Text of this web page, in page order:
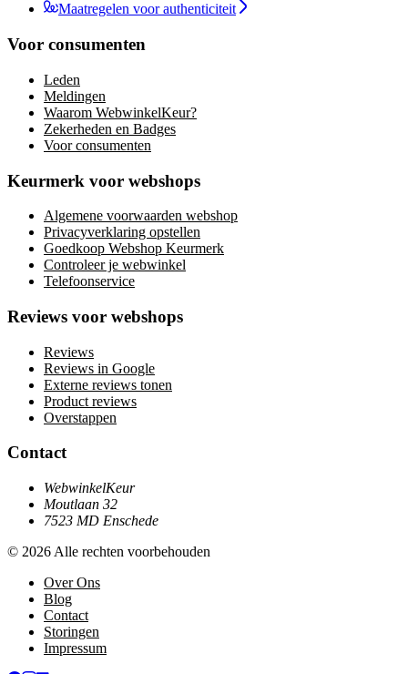
Maatregelen voor authenticiteit
Voor consumenten
Leden
Meldingen
Waarom WebwinkelKeur?
Zekerheden en Badges
Voor consumenten
Keurmerk voor webshops
Algemene voorwaarden webshop
Privacyverklaring opstellen
Goedkoop Webshop Keurmerk
Controleer je webwinkel
Telefoonservice
Reviews voor webshops
Reviews
Reviews in Google
Externe reviews tonen
Product reviews
Overstappen
Contact
WebwinkelKeur
Moutlaan 32
7523 MD Enschede
© 2026 Alle rechten voorbehouden
Over Ons
Blog
Contact
Storingen
Impressum